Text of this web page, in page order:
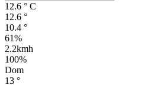
12.6 ° C
12.6 °
10.4 °
61%
2.2kmh
100%
Dom
13 °